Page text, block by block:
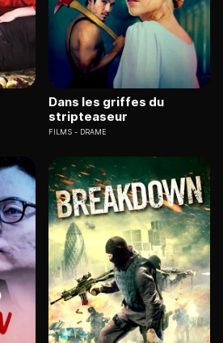
Dans les griffes du
stripteaseur
FILMS DRAME